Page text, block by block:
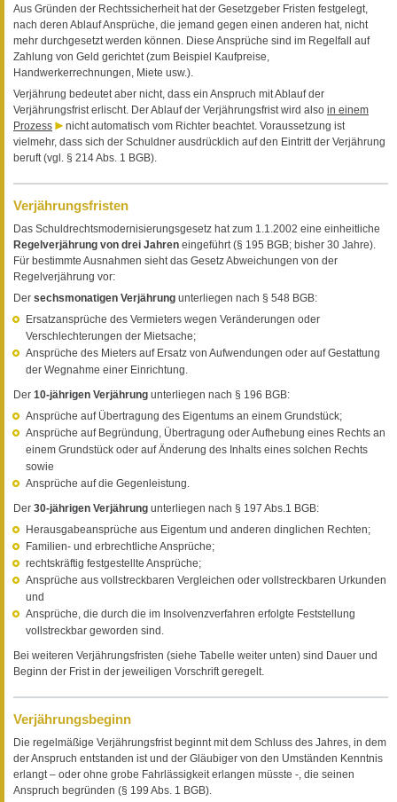
Aus Gründen der Rechtssicherheit hat der Gesetzgeber Fristen festgelegt,
nach deren Ablauf Ansprüche, die jemand gegen einen anderen hat, nicht
mehr durchgesetzt werden können. Diese Ansprüche sind im Regelfall auf
Zahlung von Geld gerichtet (zum Beispiel Kaufpreise,
Handwerkerrechnungen, Miete usw.).
Verjährung bedeutet aber nicht, dass ein Anspruch mit Ablauf der
Verjährungsfrist erlischt. Der Ablauf der Verjährungsfrist wird also in einem
Prozess
nicht automatisch vom Richter beachtet. Voraussetzung ist
vielmehr, dass sich der Schuldner ausdrücklich auf den Eintritt der Verjährung
beruft (vgl. § 214 Abs. 1 BGB).
Verjährungsfristen
Das Schuldrechtsmodernisierungsgesetz hat zum 1.1.2002 eine einheitliche
Regelverjährung von drei Jahren eingeführt (§ 195 BGB; bisher 30 Jahre).
Für bestimmte Ausnahmen sieht das Gesetz Abweichungen von der
Regelverjährung vor:
Der sechsmonatigen Verjährung unterliegen nach § 548 BGB:
Ersatzansprüche des Vermieters wegen Veränderungen oder
Verschlechterungen der Mietsache;
Ansprüche des Mieters auf Ersatz von Aufwendungen oder auf Gestattung
der Wegnahme einer Einrichtung.
Der 10-jährigen Verjährung unterliegen nach § 196 BGB:
Ansprüche auf Übertragung des Eigentums an einem Grundstück;
Ansprüche auf Begründung, Übertragung oder Aufhebung eines Rechts an
einem Grundstück oder auf Änderung des Inhalts eines solchen Rechts
sowie
Ansprüche auf die Gegenleistung.
Der 30-jährigen Verjährung unterliegen nach § 197 Abs.1 BGB:
Herausgabeansprüche aus Eigentum und anderen dinglichen Rechten;
Familien- und erbrechtliche Ansprüche;
rechtskräftig festgestellte Ansprüche;
Ansprüche aus vollstreckbaren Vergleichen oder vollstreckbaren Urkunden
und
Ansprüche, die durch die im Insolvenzverfahren erfolgte Feststellung
vollstreckbar geworden sind.
Bei weiteren Verjährungsfristen (siehe Tabelle weiter unten) sind Dauer und
Beginn der Frist in der jeweiligen Vorschrift geregelt.
Verjährungsbeginn
Die regelmäßige Verjährungsfrist beginnt mit dem Schluss des Jahres, in dem
der Anspruch entstanden ist und der Gläubiger von den Umständen Kenntnis
erlangt – oder ohne grobe Fahrlässigkeit erlangen müsste -, die seinen
Anspruch begründen (§ 199 Abs. 1 BGB).